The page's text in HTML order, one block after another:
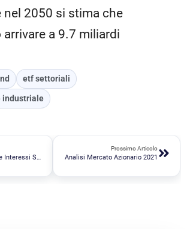
nel 2050 si stima che
a 9.7 miliardi
etf settoriali
industriale
Come Guadagnare Interessi Sulle Stablecoin In DeFi
Prossimo Articolo
Analisi Mercato Azionario 2021